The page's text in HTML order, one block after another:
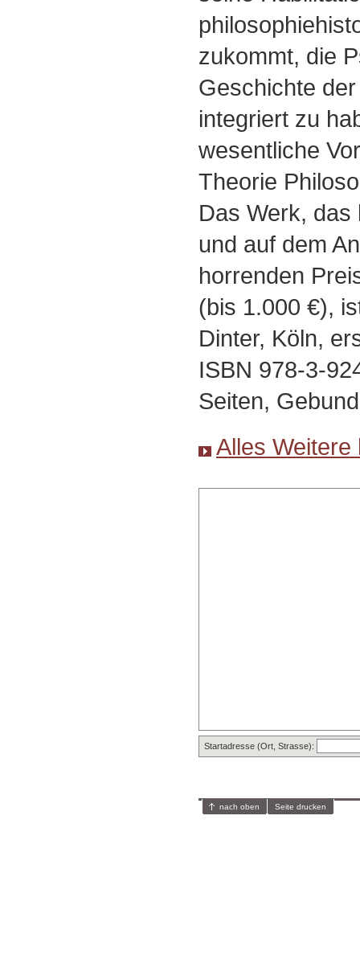
zukommt, die
Geschichte
integriert zu
wesentliche
Theorie
Das Werk,
und auf dem
horrenden
(bis 1.000 €),
Dinter, Köln,
ISBN 978-3-
Seiten,
Alles Weitere
Startadresse (Ort, Strasse):
nach oben Seite drucken